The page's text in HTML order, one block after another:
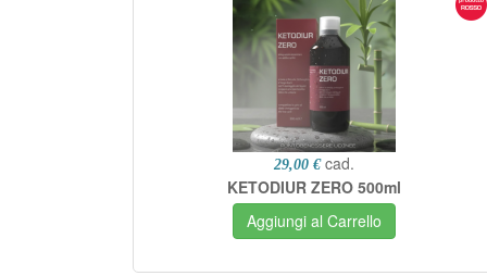
29,00 € cad.
KETODIUR ZERO 500ml
Aggiungi al Carrello